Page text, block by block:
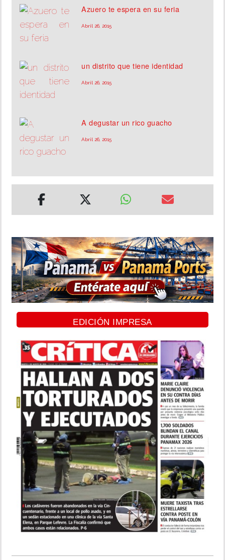
Azuero te espera en su feria
Abril 26, 2015
un distrito que tiene identidad
Abril 26, 2015
A degustar un rico guacho
Abril 26, 2015
EDICIÓN IMPRESA